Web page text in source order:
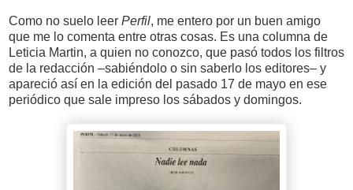
Como no suelo leer Perfil, me entero por un buen amigo
que me lo comenta entre otras cosas. Es una columna de
Leticia Martin, a quien no conozco, que pasó todos los filtros
de la redacción –sabiéndolo o sin saberlo los editores– y
apareció así en la edición del pasado 17 de mayo en ese
periódico que sale impreso los sábados y domingos.